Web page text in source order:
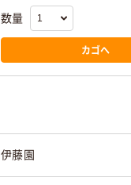
数量
カゴへ
伊藤園